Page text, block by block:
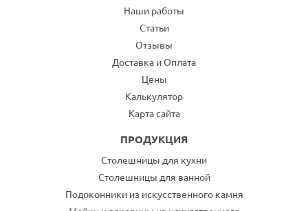
Наши работы
Статьи
Отзывы
Доставка и Оплата
Цены
Калькулятор
Карта сайта
ПРОДУКЦИЯ
Столешницы для кухни
Столешницы для ванной
Подоконники из искусственного камня